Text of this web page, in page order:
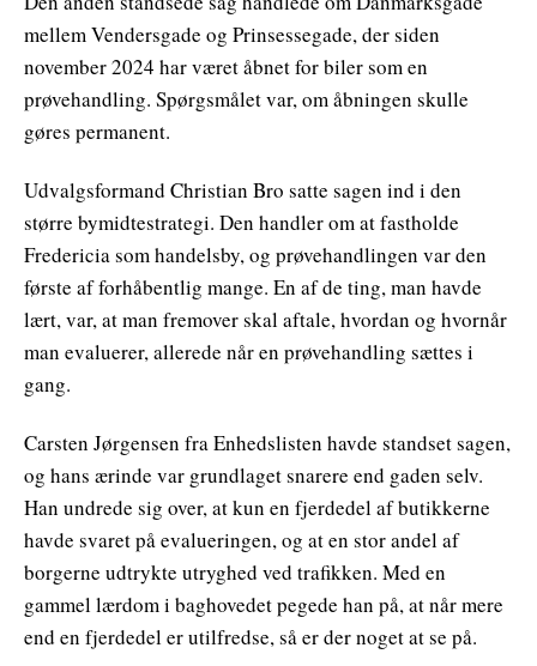
mellem Vendersgade og Prinsessegade, der siden
november 2024 har været åbnet for biler som en
prøvehandling. Spørgsmålet var, om åbningen skulle
gøres permanent.
Udvalgsformand Christian Bro satte sagen ind i den
større bymidtestrategi. Den handler om at fastholde
Fredericia som handelsby, og prøvehandlingen var den
første af forhåbentlig mange. En af de ting, man havde
lært, var, at man fremover skal aftale, hvordan og hvornår
man evaluerer, allerede når en prøvehandling sættes i
gang.
Carsten Jørgensen fra Enhedslisten havde standset sagen,
og hans ærinde var grundlaget snarere end gaden selv.
Han undrede sig over, at kun en fjerdedel af butikkerne
havde svaret på evalueringen, og at en stor andel af
borgerne udtrykte utryghed ved trafikken. Med en
gammel lærdom i baghovedet pegede han på, at når mere
end en fjerdedel er utilfredse, så er der noget at se på.